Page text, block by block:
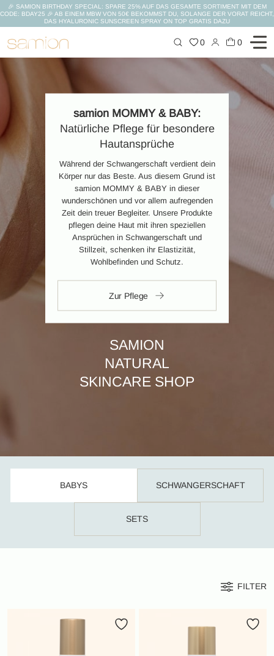
Inhalt
🎉 SAMION BIRTHDAY SPECIAL: SPARE 25% AUF DAS GESAMTE SORTIMENT MIT DEM
CODE: BDAY25 🎉 AB EINEM MBW VON 50€ BEKOMMST DU, SOLANGE DER VORAT REICHT,
DAS HYALURONIC SUNSCREEN SPRAY ON TOP GRATIS DAZU
0 0
samion MOMMY & BABY:
Natürliche Pflege für besondere
Hautansprüche
Während der Schwangerschaft verdient dein
Körper nur das Beste. Aus diesem Grund ist
samion MOMMY & BABY in dieser
wunderschönen und vor allem aufregenden
Zeit dein treuer Begleiter. Unsere Produkte
pflegen deine Haut mit ihren speziellen
Ansprüchen in Schwangerschaft und
Stillzeit, schenken ihr Elastizität,
Wohlbefinden und Schutz.
Zur Pflege
SAMION
NATURAL
SKINCARE SHOP
BABYS SCHWANGERSCHAFT
SETS
FILTER